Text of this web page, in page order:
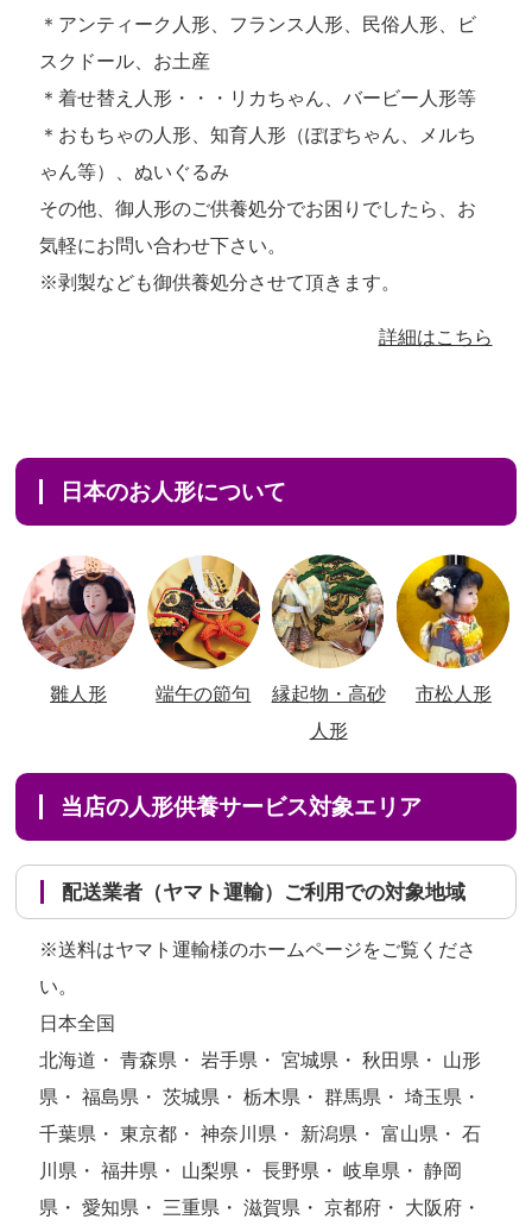
＊アンティーク人形、フランス人形、民俗人形、ビ
スクドール、お土産
＊着せ替え人形・・・リカちゃん、バービー人形等
＊おもちゃの人形、知育人形（ぽぽちゃん、メルち
ゃん等）、ぬいぐるみ
その他、御人形のご供養処分でお困りでしたら、お
気軽にお問い合わせ下さい。
※剥製なども御供養処分させて頂きます。
詳細はこちら
日本のお人形について
雛人形 端午の節句
縁起物・高砂
人形
市松人形
当店の人形供養サービス対象エリア
配送業者（ヤマト運輸）ご利用での対象地域
※送料はヤマト運輸様のホームページをご覧くださ
い。
日本全国
北海道・ 青森県・ 岩手県・ 宮城県・ 秋田県・ 山形
県・ 福島県・ 茨城県・ 栃木県・ 群馬県・ 埼玉県・
千葉県・ 東京都・ 神奈川県・ 新潟県・ 富山県・ 石
川県・ 福井県・ 山梨県・ 長野県・ 岐阜県・ 静岡
県・ 愛知県・ 三重県・ 滋賀県・ 京都府・ 大阪府・